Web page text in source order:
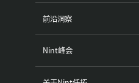
前沿洞察
Nint峰会